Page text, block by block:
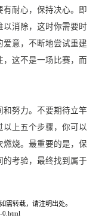
耐心，保持决心。即
消除，这时你需要时
爱意，不断地尝试重建
这不是一场比赛，而
努力。不要期待立竿
以上五个步骤，你可以
烧。最重要的是，保
考验，最终找到属于
需转载，请注明出处。
0.html